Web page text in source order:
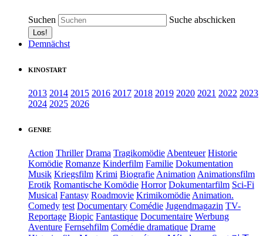
Suchen Suche abschicken
Demnächst
KINOSTART
2013 2014 2015 2016 2017 2018 2019 2020 2021 2022 2023
2024 2025 2026
GENRE
Action Thriller Drama Tragikomödie Abenteuer Historie
Komödie Romanze Kinderfilm Familie Dokumentation
Musik Kriegsfilm Krimi Biografie Animation Animationsfilm
Erotik Romantische Komödie Horror Dokumentarfilm Sci-Fi
Musical Fantasy Roadmovie Krimikomödie Animation.
Comedy test Documentary Comédie Jugendmagazin TV-
Reportage Biopic Fantastique Documentaire Werbung
Aventure Fernsehfilm Comédie dramatique Drame